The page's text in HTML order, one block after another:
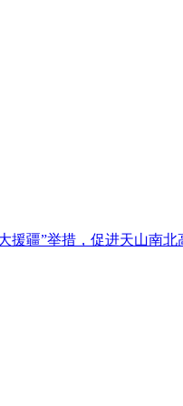
援疆”举措，促进天山南北